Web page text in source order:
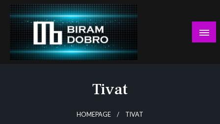
Skip
content
Tivat
HOMEPAGE TIVAT